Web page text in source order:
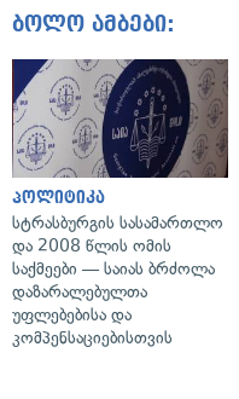
ბოლო ამბები:
პოლიტიკა
სტრასბურგის სასამართლო
და 2008 წლის ომის
საქმეები — საიას ბრძოლა
დაზარალებულთა
უფლებებისა და
კომპენსაციებისთვის